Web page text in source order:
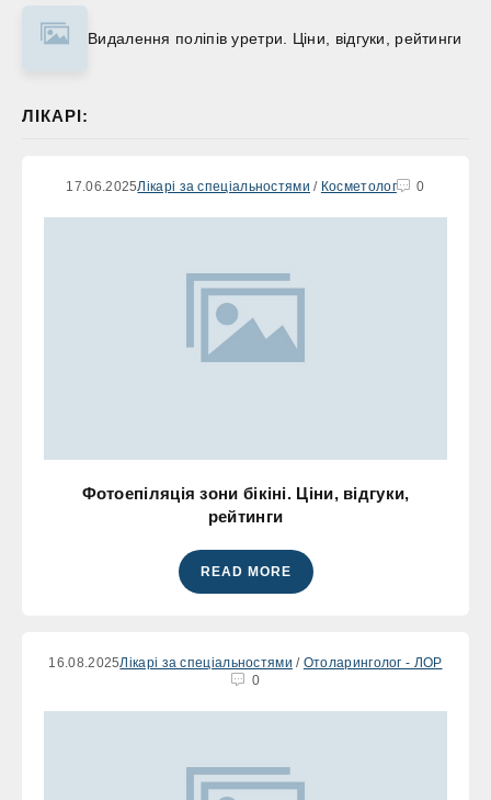
Видалення поліпів уретри. Ціни, відгуки, рейтинги
ЛІКАРІ:
17.06.2025Лікарі за спеціальностями / Косметолог 0
Фотоепіляція зони бікіні. Ціни, відгуки,
рейтинги
READ MORE
16.08.2025Лікарі за спеціальностями / Отоларинголог - ЛОР
0